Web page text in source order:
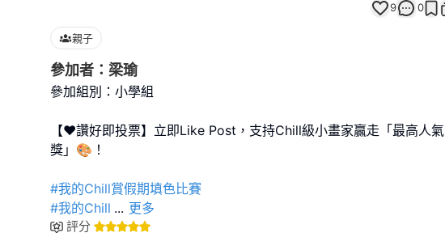
9 0
親子
參加者：梁瑜
參加組別：小學組
【❤️讚好即投票】立即Like Post，支持Chill級小畫家贏走「最高人氣
獎」🎨！
#我的Chill賞假期填色比賽
#我的Chill ... 更多
評分